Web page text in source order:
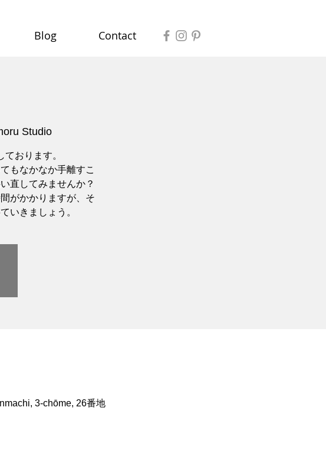
Blog Contact
Studio
おります。
もなかなか手離すこ
直してみませんか？
がかかりますが、そ
いきましょう。
3-chōme, 26番地